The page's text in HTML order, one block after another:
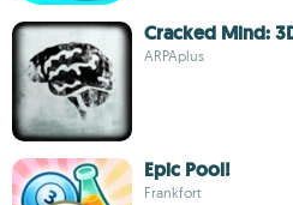
Cracked Mind:
ARPAplus
Epic Pool!
Frankfort